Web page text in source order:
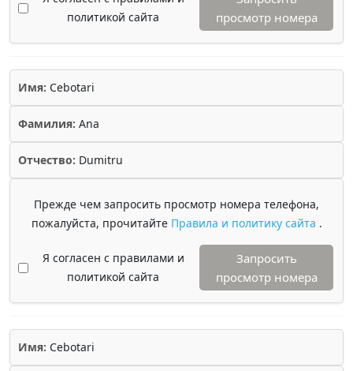
политикой сайта
просмотр номера
Имя: Cebotari
Фамилия: Ana
Отчество: Dumitru
Прежде чем запросить просмотр номера телефона,
пожалуйста, прочитайте Правила и политику сайта .
Я согласен с правилами и
политикой сайта
Запросить
просмотр номера
Имя: Cebotari